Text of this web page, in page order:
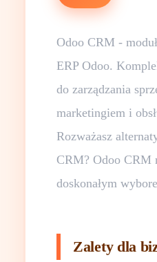
Odoo CRM -
ERP Odoo.
do zarządzania
marketingiem i
Rozważasz
CRM? Odoo CRM
doskonałym
Zalety dla